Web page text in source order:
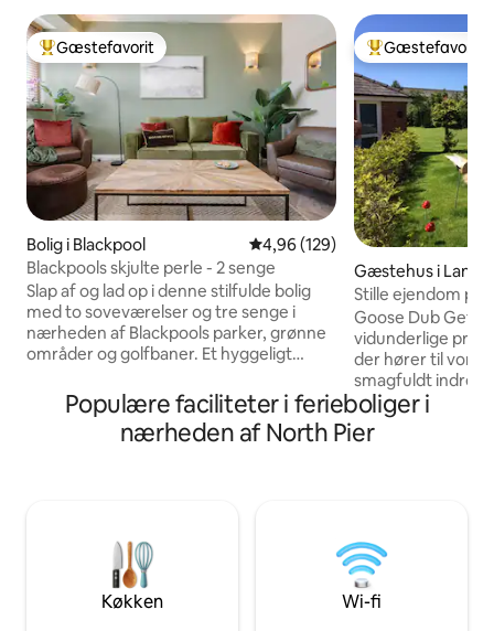
Bedste gæstefavorit
Gæstefavorit
Bolig i Blackpool 4,96 ud af 5 i gennemsnitlig
4,96 (129)
Blackpools skjulte perle - 2 senge
Slap af og lad op i denne stilfulde bolig
med to soveværelser og tre senge i
nærheden af Blackpools parker, grønne
områder og golfbaner. Et hyggeligt
tilbyder alle hjemmets
bekvemmeligheder, herunder et fuldt
udstyret køkken og en privat indkørsel
ligger en kort køretur fra Blackpools
attraktioner. Dit ideelle ophold med
komfort, bekvemmelighed og
afslapning venter!
Bedste
Gæstefavorit
Gæstehus i
Stille ejendom på
spabad
Goose Dub
vidunderlige
der hører til vores
smagfuldt
veludstyret med
og køkken Vores svenske spabad
opvarmes via en
privat brug.
Du vil elske
med adgang til
Kæledyrsvenlig Kontinental morgenmad
Populære faciliteter i ferieboliger i
nærheden af North Pier
Køkken Wi-fi